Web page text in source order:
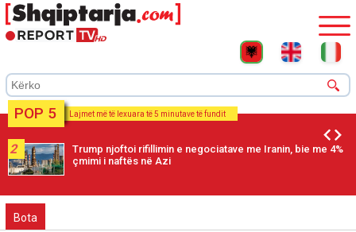
POP 5 Lajmet më të lexuara të 5 minutave të fundit
2
Trump njoftoi rifillimin e negociatave me Iranin, bie me 4%
çmimi i naftës në Azi
Bota